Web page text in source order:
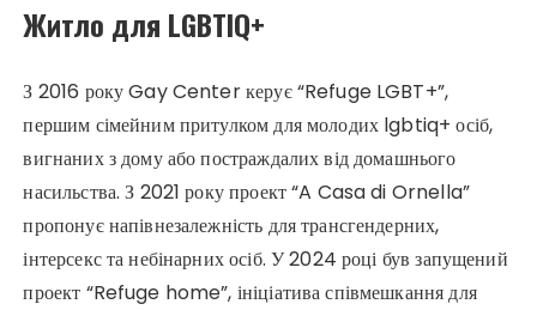
Житло для LGBTIQ+
З 2016 року Gay Center керує “Refuge LGBT+”,
першим сімейним притулком для молодих lgbtiq+ осіб,
вигнаних з дому або постраждалих від домашнього
насильства. З 2021 року проект “A Casa di Ornella”
пропонує напівнезалежність для трансгендерних,
інтерсекс та небінарних осіб. У 2024 році був запущений
проект “Refuge home”, ініціатива співмешкання для